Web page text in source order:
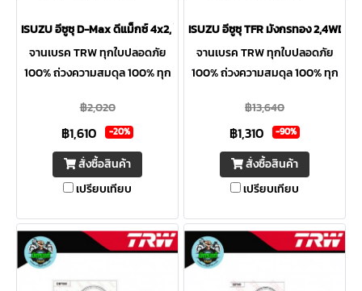
ISUZU อีซูซุ D-Max ดีแม็กซ์ 4x2, โคโรลาโด 4x2 '02-11 จานเบรค TRW หน้า
จานเบรค TRW ทุกใบปลอดภัย
100% ถ่วงความสมดุล 100% ทุก
ผลิตจากวัสดุคุณภาพสูง บรรจุ
อย่างพิถีพิถันปลอดสนิมและวัสดุ
ตกค้าง
฿2,020
฿1,610 -20%
สั่งซื้อสินค้า
เปรียบเทียบ
ISUZU อีซูซุ TFR มังกรทอง 2,4WD,
จานเบรค TRW ทุกใบปลอดภัย
100% ถ่วงความสมดุล 100% ทุก
ผลิตจากวัสดุคุณภาพสูง บรรจุ
อย่างพิถีพิถันปลอดสนิมและวัสดุ
ตกค้าง
฿13,640
฿1,310 -90%
สั่งซื้อสินค้า
เปรียบเทียบ